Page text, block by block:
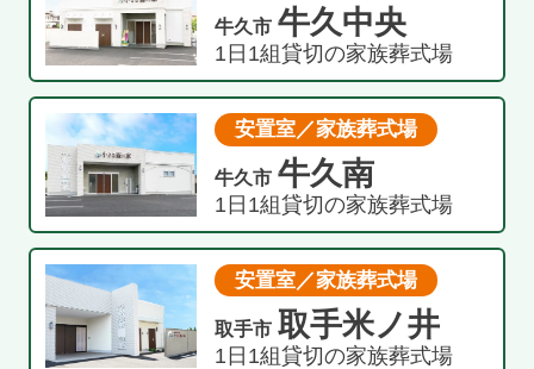
牛久市 牛久中央
1日1組貸切の家族葬式場
安置室／家族葬式場
牛久市 牛久南
1日1組貸切の家族葬式場
安置室／家族葬式場
取手市 取手米ノ井
1日1組貸切の家族葬式場